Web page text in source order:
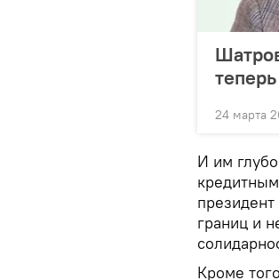
24 марта
И им
границ и
Кроме